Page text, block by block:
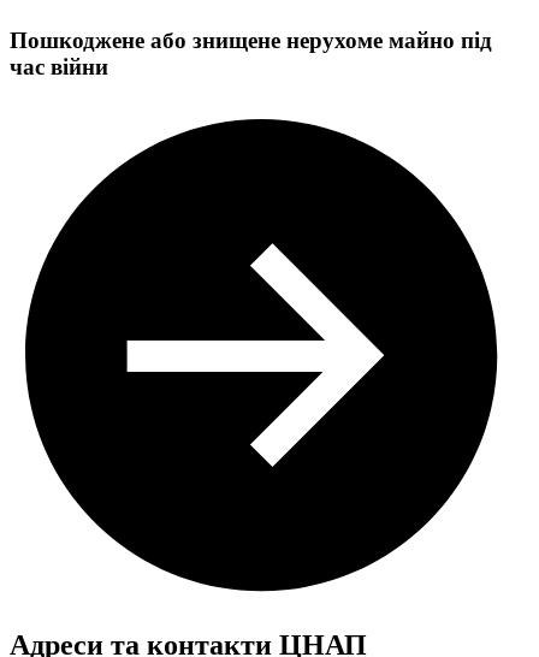
Пошкоджене або знищене нерухоме майно під
час війни
Адреси та контакти ЦНАП